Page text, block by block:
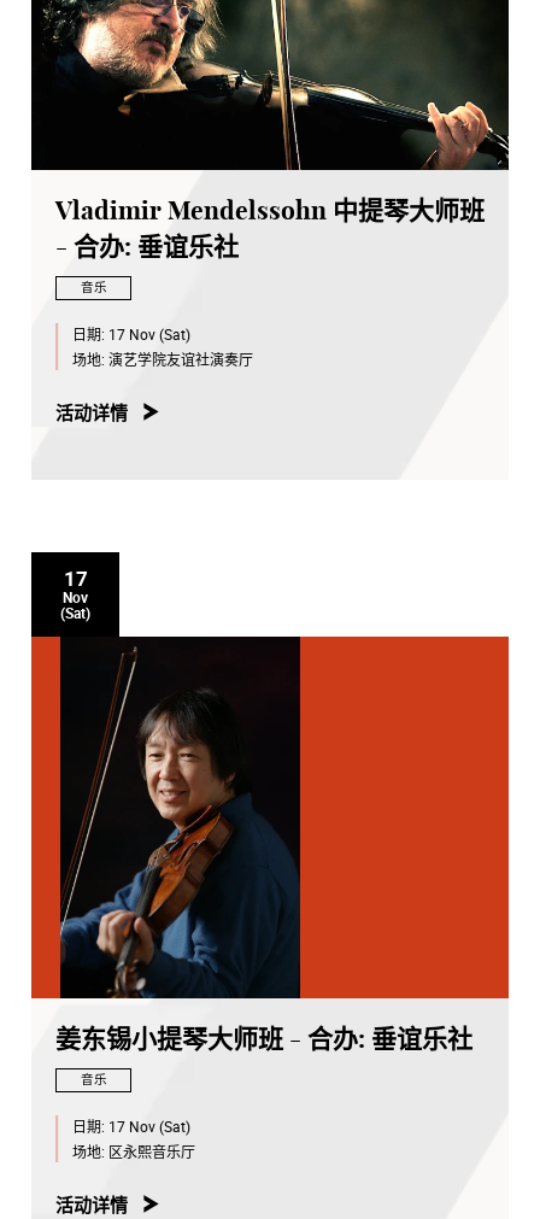
Vladimir Mendelssohn 中提琴大师班
- 合办: 垂谊乐社
音乐
日期: 17 Nov (Sat)
场地: 演艺学院友谊社演奏厅
活动详情
17
Nov
(Sat)
姜东锡小提琴大师班 - 合办: 垂谊乐社
音乐
日期: 17 Nov (Sat)
场地: 区永熙音乐厅
活动详情